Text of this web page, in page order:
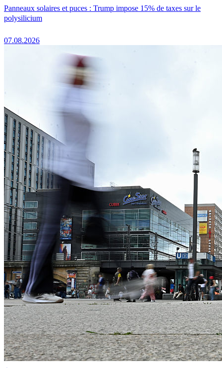
Panneaux solaires et puces : Trump impose 15% de taxes sur le
polysilicium
07.08.2026